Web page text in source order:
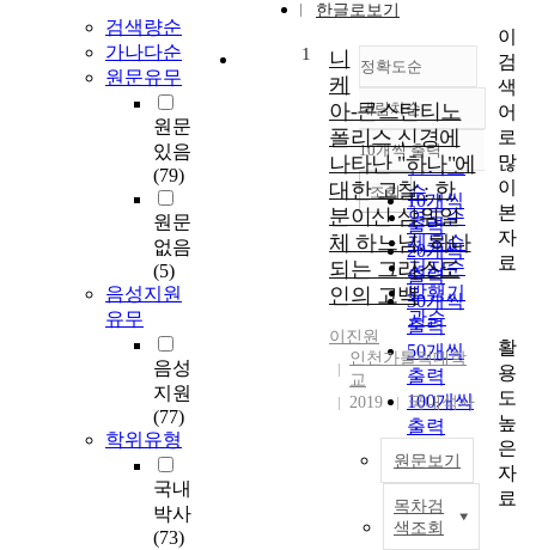
검색량순
가나다순
원문유무
원문
있음
(79)
원문
없음
(5)
음성지원
유무
음성
지원
(77)
학위유형
국내
박사
(73)
한글로보기
정확도순
정확도
순
인기도
순
연도순
제목순
저자순
발행기
관순
내림차순
내림차순
10개씩 출력
10개씩
출력
20개씩
출력
30개씩
출력
50개씩
출력
100개씩
출력
조회
1
니
케
아-콘스탄티노
폴리스 신경에
나타난 "하나"에
대한 고찰 : 한
분이신 삼위일
체 하느님, 하나
되는 그리스도
인의 고백
이진원
인천가톨릭대학
교
2019
국내석사
원문보기
목차검
색조회
이
검
색
어
로
많
이
본
자
료
활
용
도
높
은
자
료